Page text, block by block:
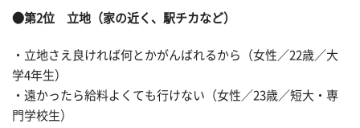
●第2位 立地（家の近く、駅チカなど）
・立地さえ良ければ何とかがんばれるから（女性／22歳／大
学4年生）
・遠かったら給料よくても行けない（女性／23歳／短大・専
門学校生）